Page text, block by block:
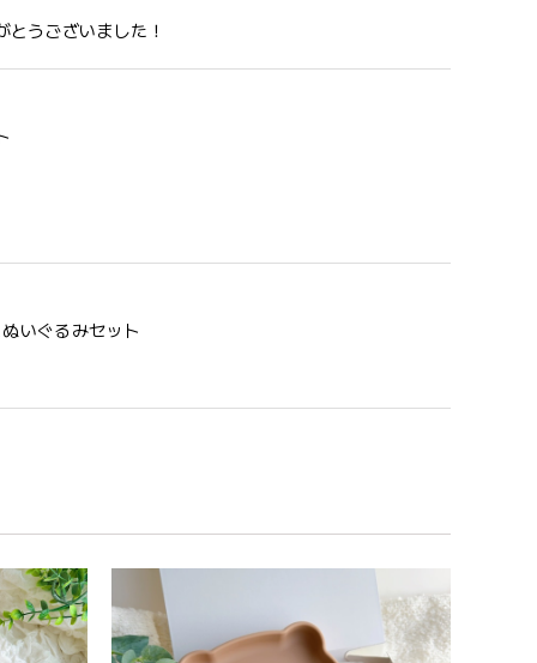
うございました！
いぐるみセット